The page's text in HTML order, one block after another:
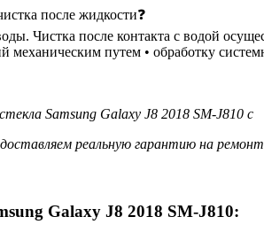
после жидкости❓
Чистка после контакта с водой
механическим путем • обработку
Samsung Galaxy J8 2018 SM-J810 с
реальную гарантию на
Galaxy J8 2018 SM-J810: